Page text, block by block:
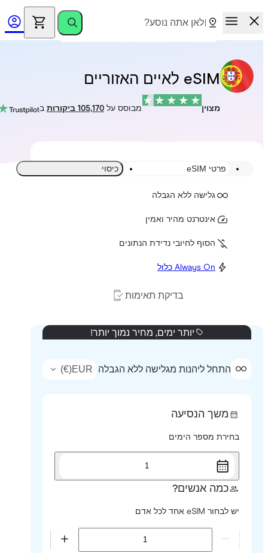
eSIM לאיים האזוריים
מבוסס על105,170 ביקורות ב
פרטי eSIM כיסוי
גלישה ללא הגבלה
אינטרנט מהיר ואמין
הסוף לחיובי נדידת הנתונים
Always On כלול
בדיקת תאימות
יותר ימים, מחיר נמוך יותר!
התחל ליהנות מגלישה ללא הגבלה EUR
€
)
משך הנסיעה
בחירת מספר הימים
כמה אנשים?
יש לבחור eSIM אחד לכל אדם